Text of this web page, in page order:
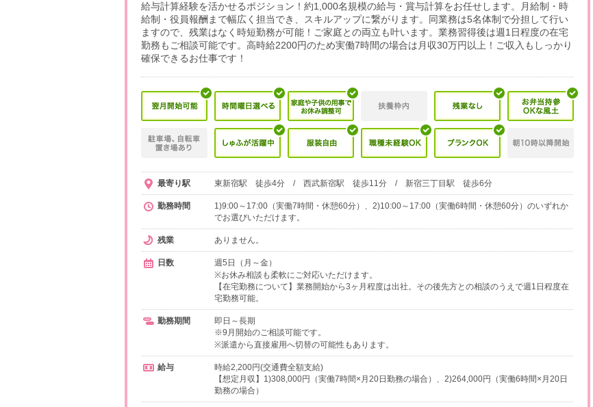
給与計算経験を活かせるポジション！約1,000名規模の給与・賞与計算をお任せします。月給制・時
給制・役員報酬まで幅広く担当でき、スキルアップに繋がります。同業務は5名体制で分担して行い
ますので、残業はなく時短勤務が可能！ご家庭との両立も叶います。業務習得後は週1日程度の在宅
勤務もご相談可能です。高時給2200円のため実働7時間の場合は月収30万円以上！ご収入もしっかり
確保できるお仕事です！
最寄り駅 東新宿駅 徒歩4分 / 西武新宿駅 徒歩11分 / 新宿三丁目駅 徒歩6分
勤務時間
1)9:00～17:00（実働7時間・休憩60分）、2)10:00～17:00（実働6時間・休憩60分）のいずれか
でお選びいただけます。
残業 ありません。
日数
週5日（月～金）
※お休み相談も柔軟にご対応いただけます。
【在宅勤務について】業務開始から3ヶ月程度は出社。その後先方との相談のうえで週1日程度在
宅勤務可能。
勤務期間
即日～長期
※9月開始のご相談可能です。
※派遣から直接雇用へ切替の可能性もあります。
給与
時給2,200円(交通費全額支給)
【想定月収】1)308,000円（実働7時間×月20日勤務の場合）、2)264,000円（実働6時間×月20日
勤務の場合）